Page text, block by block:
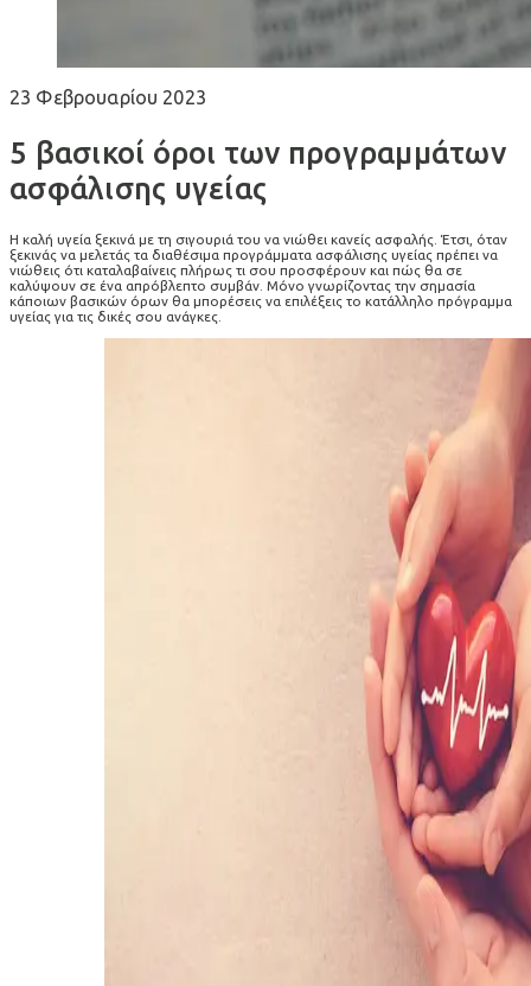
23 Φεβρουαρίου 2023
5 βασικοί όροι των προγραμμάτων
ασφάλισης υγείας
Η καλή υγεία ξεκινά με τη σιγουριά του να νιώθει κανείς ασφαλής. Έτσι, όταν
ξεκινάς να μελετάς τα διαθέσιμα προγράμματα ασφάλισης υγείας πρέπει να
νιώθεις ότι καταλαβαίνεις πλήρως τι σου προσφέρουν και πώς θα σε
καλύψουν σε ένα απρόβλεπτο συμβάν. Μόνο γνωρίζοντας την σημασία
κάποιων βασικών όρων θα μπορέσεις να επιλέξεις το κατάλληλο πρόγραμμα
υγείας για τις δικές σου ανάγκες.